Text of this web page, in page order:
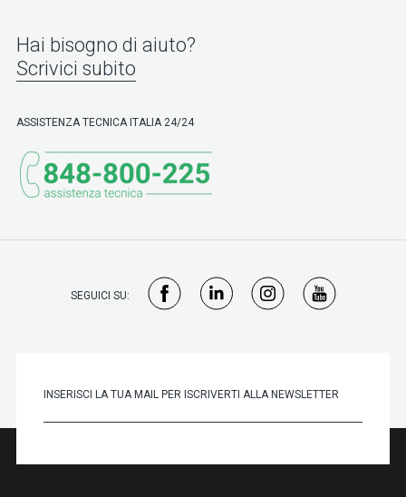
Hai bisogno di aiuto?
Scrivici subito
ASSISTENZA TECNICA ITALIA 24/24
SEGUICI SU: